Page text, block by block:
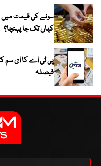
سونے کی قیمت میں
کہاں تک جا پہنچا؟
پی ٹی اے کا ای سم
فیصلہ